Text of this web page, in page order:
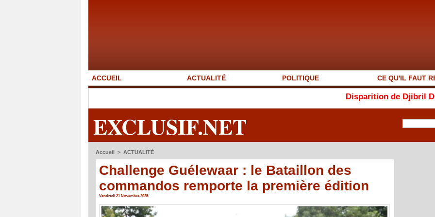
ACCUEIL ACTUALITÉ POLITIQUE CE QU'IL FAUT
Disparition de Djibril Dièye : «
EXCLUSIF.NET
Accueil > ACTUALITÉ
Challenge Guélewaar : le Bataillon des
commandos remporte la première édition
Vendredi 21 Novembre 2025